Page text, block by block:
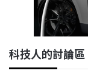
科技人的討論區